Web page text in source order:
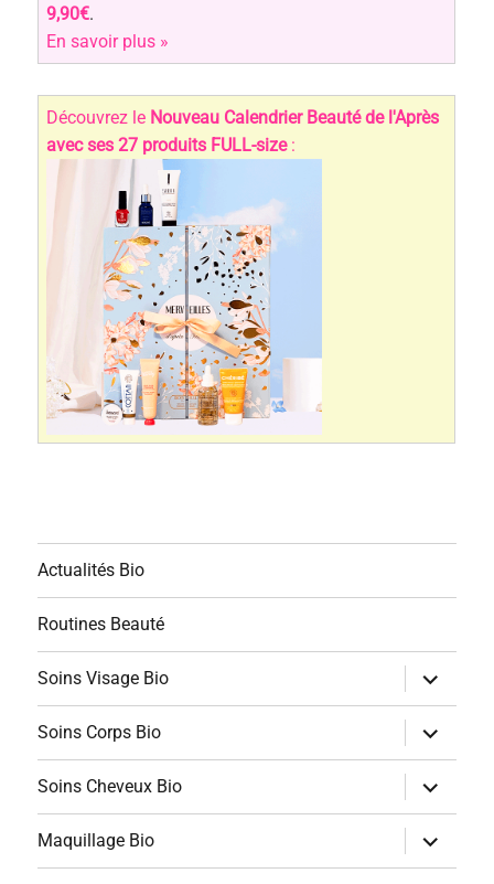
9,90€.
En savoir plus »
Découvrez le Nouveau Calendrier Beauté de l'Après
avec ses 27 produits FULL-size:
Actualités Bio
Routines Beauté
Soins Visage Bio
ouvrir
le
sous-
menu
Soins Corps Bio
ouvrir
le
sous-
menu
Soins Cheveux Bio
ouvrir
le
sous-
menu
Maquillage Bio
ouvrir
le
sous-